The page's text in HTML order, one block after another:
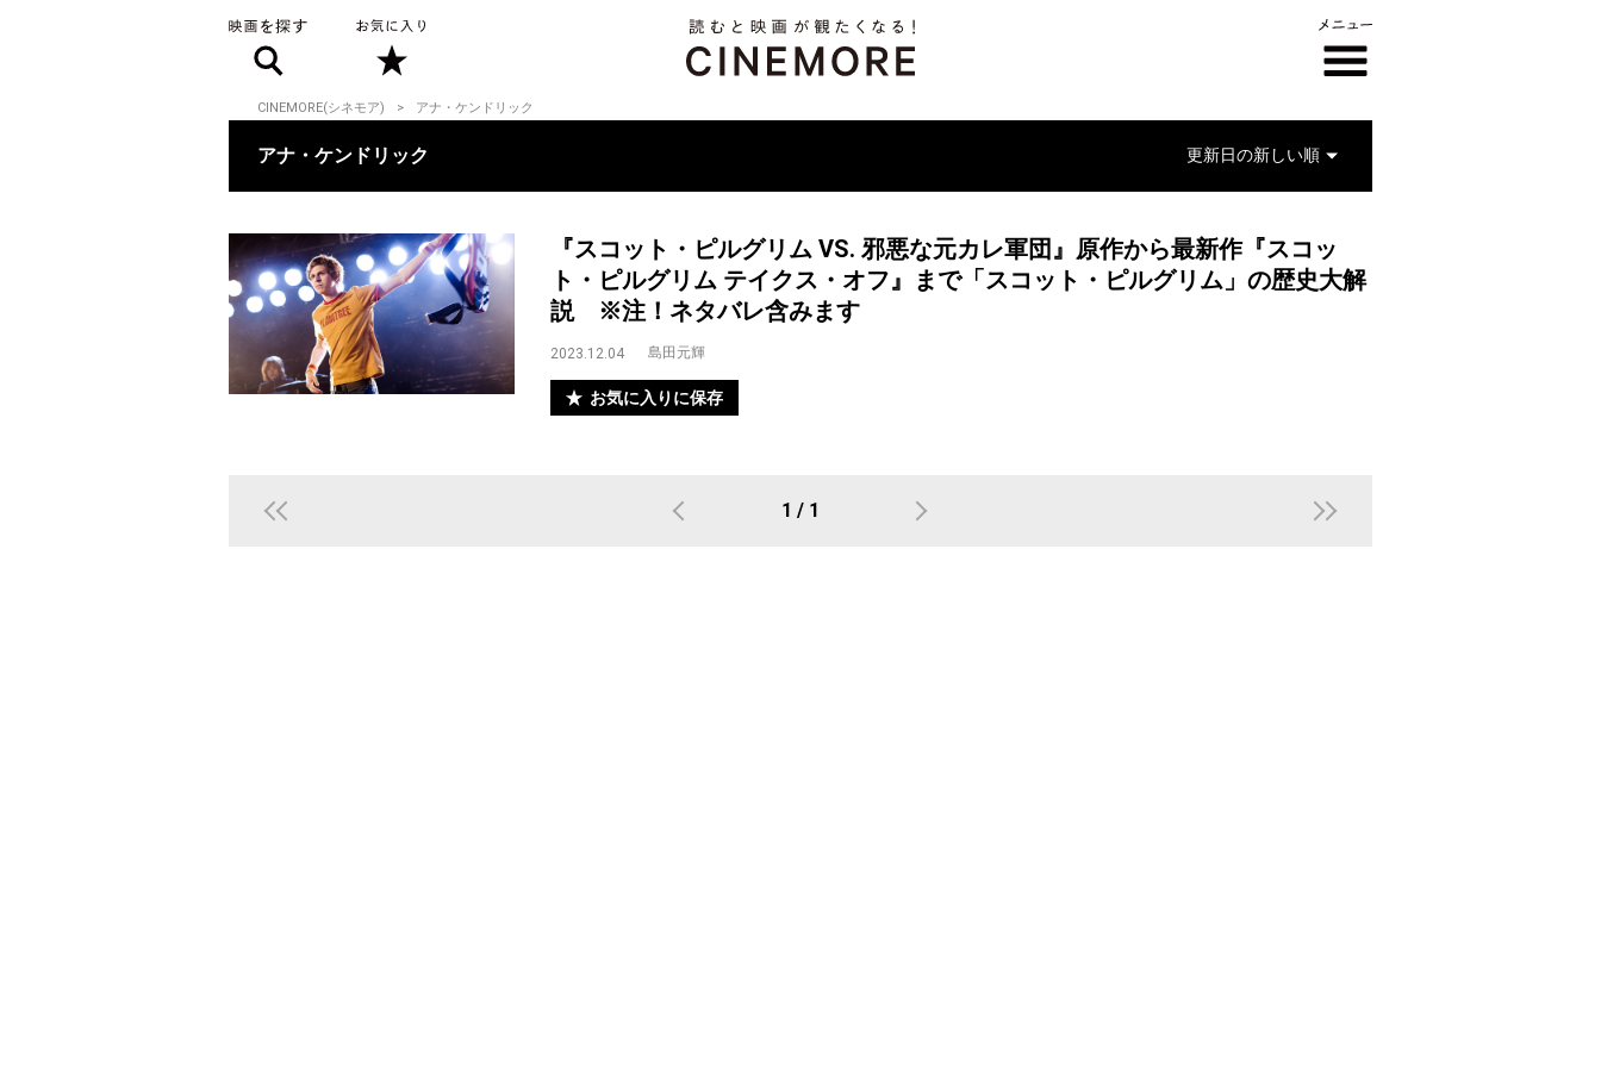
CINEMORE(シネモア) アナ・ケンドリック
アナ・ケンドリック
『スコット・ピルグリム VS. 邪悪な元カレ軍団』原作から最新作『スコッ
ト・ピルグリム テイクス・オフ』まで「スコット・ピルグリム」の歴史大解
説 ※注！ネタバレ含みます
2023.12.04 島田元輝
お気に入りに保存
1 / 1